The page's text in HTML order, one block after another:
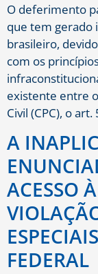
O deferimento
que tem gerado
brasileiro,
com os
existente entre
Civil (CPC), o
A
ACESSO
FEDERAL